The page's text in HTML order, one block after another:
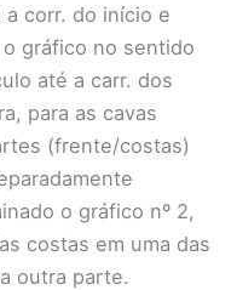
a corr. do início e
gráfico no sentido
até a carr. dos
para as cavas
(frente/costas)
o gráfico nº 2,
costas em uma das
outra parte.